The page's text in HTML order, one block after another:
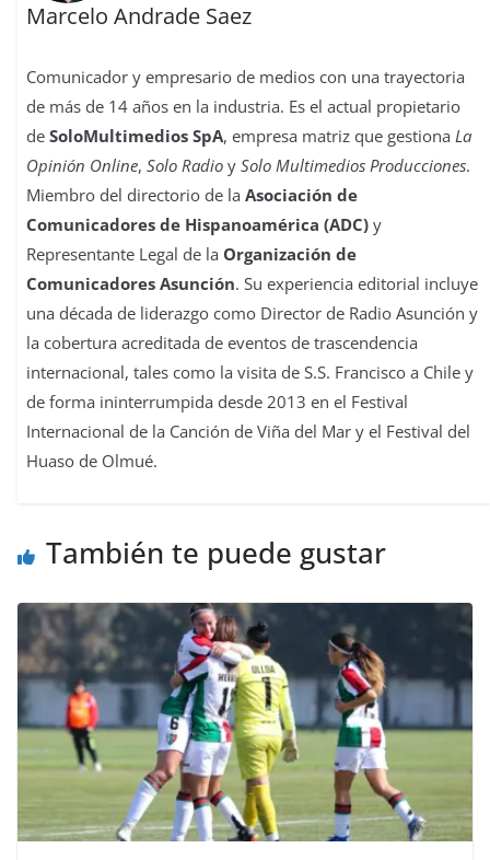
Marcelo Andrade Saez
Comunicador y empresario de medios con una trayectoria
de más de 14 años en la industria. Es el actual propietario
deSoloMultimedios SpA, empresa matriz que gestionaLa
Opinión Online,Solo Radio ySolo Multimedios Producciones.
Miembro del directorio de laAsociación de
Comunicadores de Hispanoamérica (ADC) y
Representante Legal de la Organización de
Comunicadores Asunción. Su experiencia editorial incluye
una década de liderazgo como Director de Radio Asunción y
la cobertura acreditada de eventos de trascendencia
internacional, tales como la visita de S.S. Francisco a Chile y
de forma ininterrumpida desde 2013 en el Festival
Internacional de la Canción de Viña del Mar y el Festival del
Huaso de Olmué.
También te puede gustar